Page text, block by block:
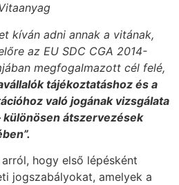
kíván adni annak a vitának,
az EU SDC CGA 2014-
megfogalmazott cél felé,
tájékoztatáshoz és a
való jogának vizsgálata
különösen átszervezések
hogy első lépésként
jogszabályokat, amelyek a